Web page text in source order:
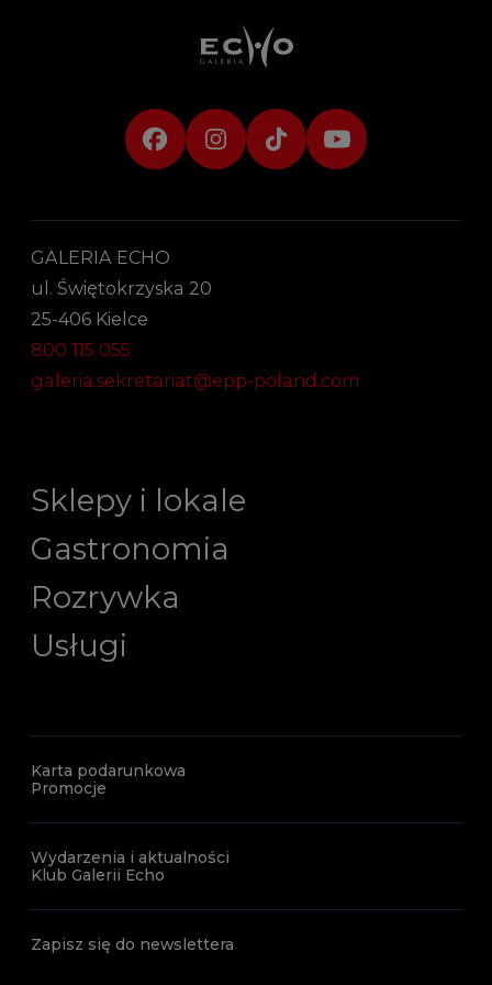
GALERIA ECHO
ul. Świętokrzyska 20
25-406 Kielce
800 115 055
galeria.sekretariat@epp-poland.com
Sklepy i lokale
Gastronomia
Rozrywka
Usługi
Karta podarunkowa
Promocje
Wydarzenia i aktualności
Klub Galerii Echo
Zapisz się do newslettera